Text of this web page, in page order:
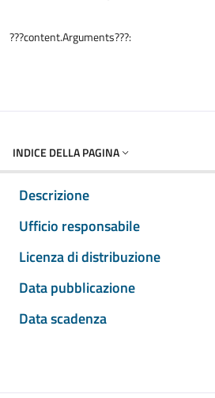
???content.Arguments???:
INDICE DELLA PAGINA
Descrizione
Ufficio responsabile
Licenza di distribuzione
Data pubblicazione
Data scadenza